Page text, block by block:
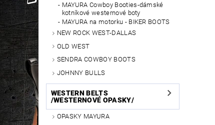
MAYURA Cowboy Booties-dámské
kotníkové westernové boty
MAYURA na motorku - BIKER BOOTS
NEW ROCK WEST-DALLAS
OLD WEST
SENDRA COWBOY BOOTS
JOHNNY BULLS
WESTERN BELTS
/WESTERNOVÉ OPASKY/
OPASKY MAYURA